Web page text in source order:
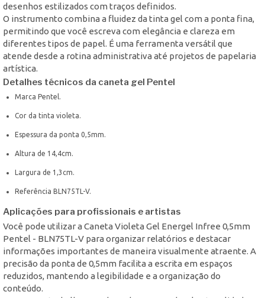
desenhos estilizados com traços definidos.
O instrumento combina a fluidez da tinta gel com a ponta fina,
permitindo que você escreva com elegância e clareza em
diferentes tipos de papel. É uma ferramenta versátil que
atende desde a rotina administrativa até projetos de papelaria
artística.
Detalhes técnicos da caneta gel Pentel
Marca Pentel.
Cor da tinta violeta.
Espessura da ponta 0,5mm.
Altura de 14,4cm.
Largura de 1,3cm.
Referência BLN75TL-V.
Aplicações para profissionais e artistas
Você pode utilizar a Caneta Violeta Gel Energel Infree 0,5mm
Pentel - BLN75TL-V para organizar relatórios e destacar
informações importantes de maneira visualmente atraente. A
precisão da ponta de 0,5mm facilita a escrita em espaços
reduzidos, mantendo a legibilidade e a organização do
conteúdo.